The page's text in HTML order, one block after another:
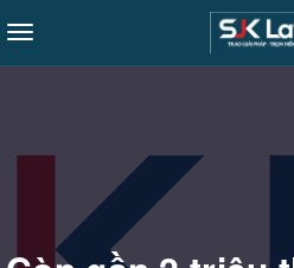
Toggle
navigation